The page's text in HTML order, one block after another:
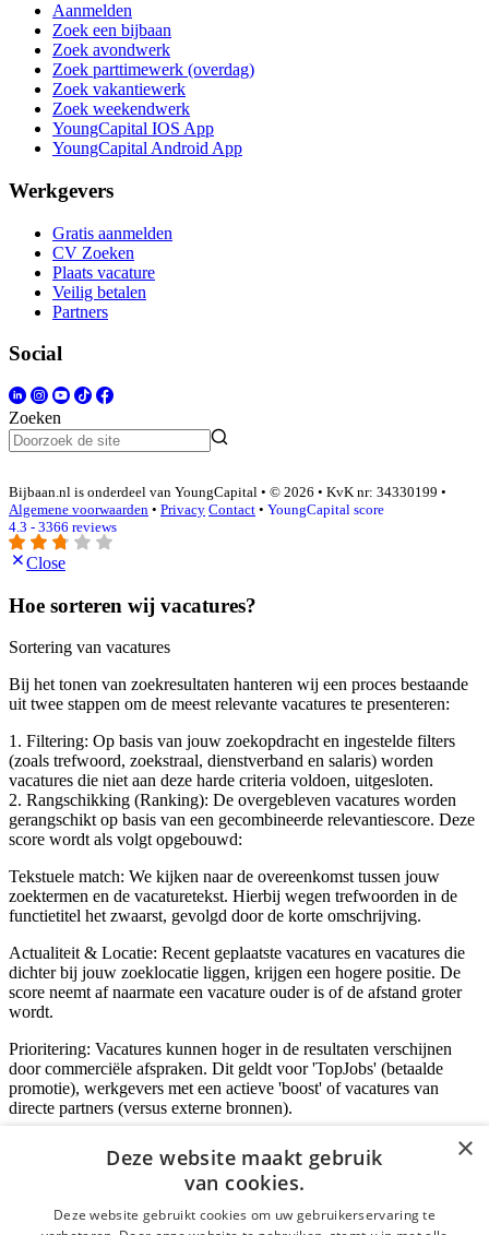
Aanmelden
Zoek een bijbaan
Zoek avondwerk
Zoek parttimewerk (overdag)
Zoek vakantiewerk
Zoek weekendwerk
YoungCapital IOS App
YoungCapital Android App
Werkgevers
Gratis aanmelden
CV Zoeken
Plaats vacature
Veilig betalen
Partners
Social
Zoeken
Bijbaan.nl is onderdeel van YoungCapital • © 2026 • KvK nr: 34330199 •
Algemene voorwaarden • Privacy Contact • YoungCapital score
4.3 - 3366 reviews
Close
Hoe sorteren wij vacatures?
Sortering van vacatures
Bij het tonen van zoekresultaten hanteren wij een proces bestaande
uit twee stappen om de meest relevante vacatures te presenteren:
1. Filtering: Op basis van jouw zoekopdracht en ingestelde filters
(zoals trefwoord, zoekstraal, dienstverband en salaris) worden
vacatures die niet aan deze harde criteria voldoen, uitgesloten.
2. Rangschikking (Ranking): De overgebleven vacatures worden
gerangschikt op basis van een gecombineerde relevantiescore. Deze
score wordt als volgt opgebouwd:
Tekstuele match: We kijken naar de overeenkomst tussen jouw
zoektermen en de vacaturetekst. Hierbij wegen trefwoorden in de
functietitel het zwaarst, gevolgd door de korte omschrijving.
Actualiteit & Locatie: Recent geplaatste vacatures en vacatures die
dichter bij jouw zoeklocatie liggen, krijgen een hogere positie. De
score neemt af naarmate een vacature ouder is of de afstand groter
wordt.
Prioritering: Vacatures kunnen hoger in de resultaten verschijnen
door commerciële afspraken. Dit geldt voor 'TopJobs' (betaalde
promotie), werkgevers met een actieve 'boost' of vacatures van
directe partners (versus externe bronnen).
×
Deze website maakt gebruik
van cookies.
Deze website gebruikt cookies om uw gebruikerservaring te